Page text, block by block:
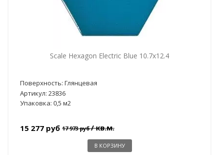
Scale Hexagon Electric Blue 10.7x12.4
Поверхность: Глянцевая
Артикул: 23836
Упаковка: 0,5 м2
15 277 руб 17 973 руб/ кв.м.
В КОРЗИНУ